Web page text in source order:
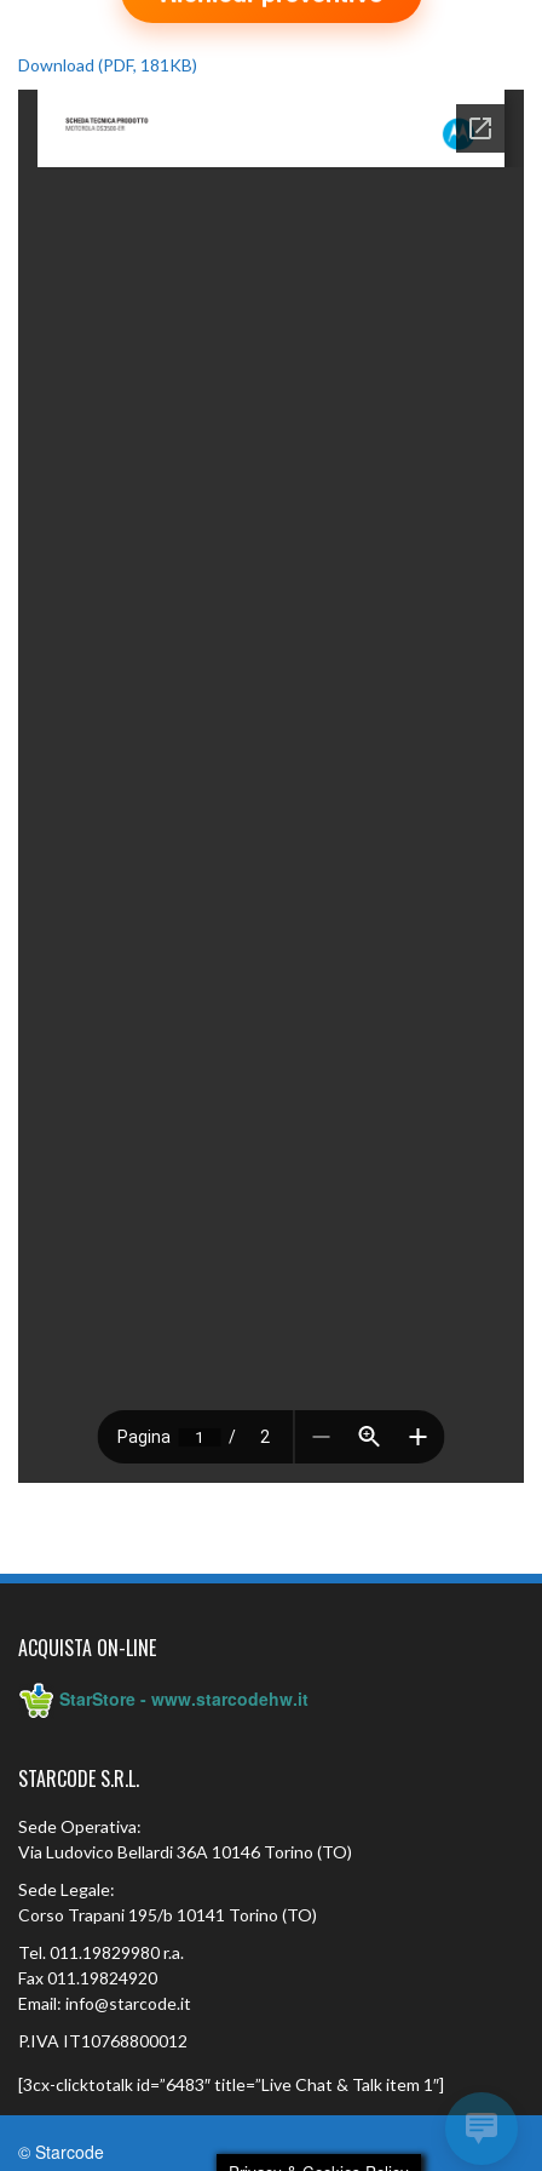
Download (PDF, 181KB)
ACQUISTA ON-LINE
StarStore - www.starcodehw.it
STARCODE S.R.L.
Sede Operativa:
Via Ludovico Bellardi 36A 10146 Torino (TO)
Sede Legale:
Corso Trapani 195/b 10141 Torino (TO)
Tel. 011.19829980 r.a.
Fax 011.19824920
Email: info@starcode.it
P.IVA IT10768800012
[3cx-clicktotalk id=”6483″ title=”Live Chat & Talk item 1″]
© Starcode